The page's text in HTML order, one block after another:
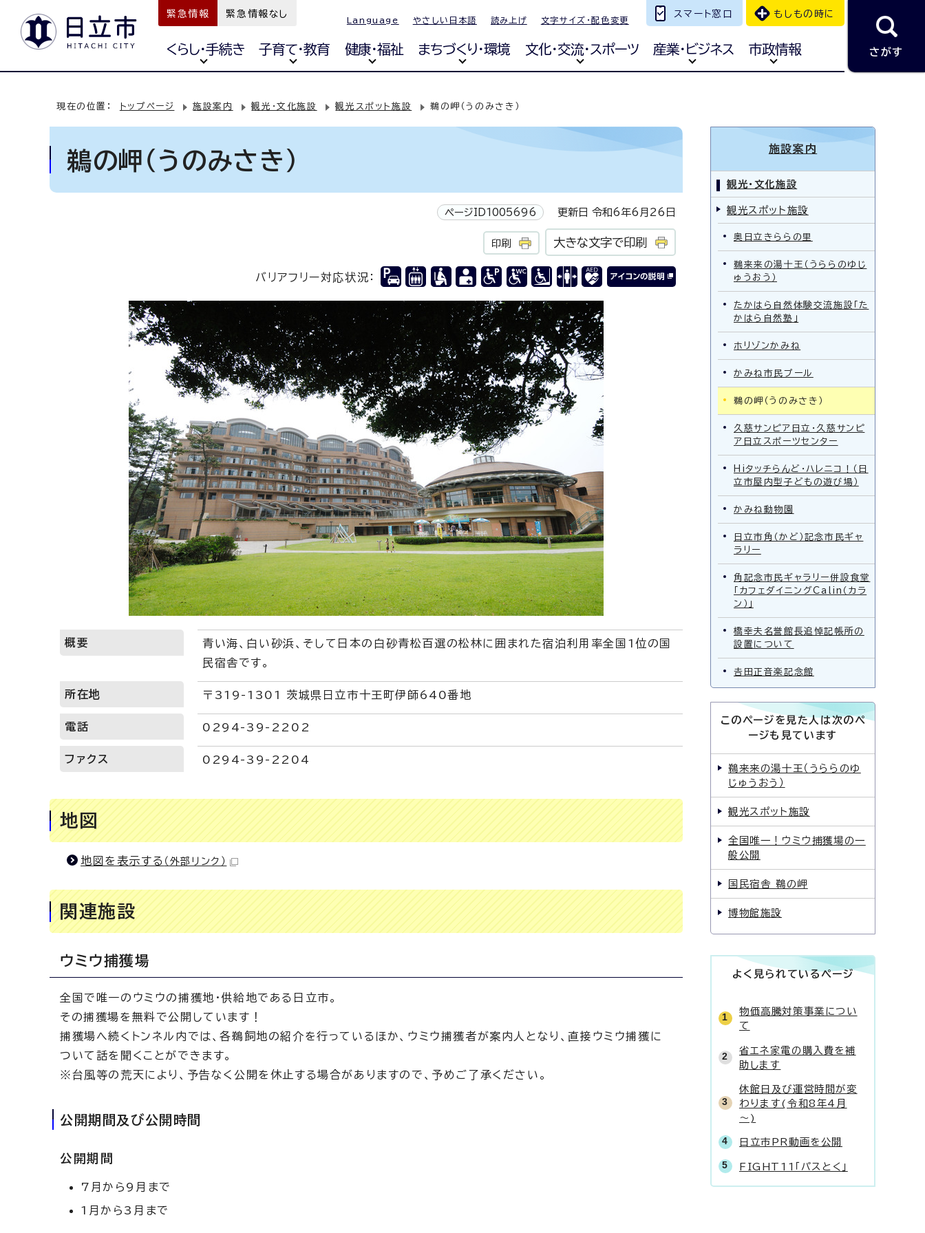
緊急情報 緊急情報なし
Language やさしい日本語 読み上げ 文字サイズ・配色変更
スマート窓口 もしもの時に
くらし・手続き 子育て・教育 健康・福祉 まちづくり・環境 文化・交流・スポーツ 産業・ビジネス 市政情報 さがす
現在の位置： トップページ 施設案内 観光・文化施設 観光スポット施設 鵜の岬（うのみさき）
鵜の岬（うのみさき）
ページID1005696 更新日 令和6年6月26日
印刷 大きな文字で印刷
バリアフリー対応状況：
概要
青い海、白い砂浜、そして日本の白砂青松百選の松林に囲まれた宿泊利用率全国1位の国
民宿舎です。
所在地 〒319-1301 茨城県日立市十王町伊師640番地
電話 0294-39-2202
ファクス 0294-39-2204
地図
地図を表示する （外部リンク）
関連施設
ウミウ捕獲場
全国で唯一のウミウの捕獲地・供給地である日立市。
その捕獲場を無料で公開しています！
捕獲場へ続くトンネル内では、各鵜飼地の紹介を行っているほか、ウミウ捕獲者が案内人となり、直接ウミウ捕獲に
ついて話を聞くことができます。
※台風等の荒天により、予告なく公開を休止する場合がありますので、予めご了承ください。
公開期間及び公開時間
公開期間
7月から9月まで
1月から3月まで
施設案内
観光・文化施設
観光スポット施設
奥日立きららの里
鵜来来の湯十王（うららのゆじ
ゅうおう）
たかはら自然体験交流施設「た
かはら自然塾」
ホリゾンかみね
かみね市民プール
鵜の岬（うのみさき）
久慈サンピア日立・久慈サンピ
ア日立スポーツセンター
Hiタッチらんど・ハレニコ！（日
立市屋内型子どもの遊び場）
かみね動物園
日立市角（かど）記念市民ギャ
ラリー
角記念市民ギャラリー併設食堂
「カフェダイニングCalin（カラ
ン）」
橋幸夫名誉館長追悼記帳所の
設置について
𠮷田正音楽記念館
このページを見た人は次のペ
ージも見ています
鵜来来の湯十王（うららのゆ
じゅうおう）
観光スポット施設
全国唯一！ウミウ捕獲場の一
般公開
国民宿舎 鵜の岬
博物館施設
よく見られているページ
物価高騰対策事業につい
て
省エネ家電の購入費を補
助します
休館日及び運営時間が変
わります(令和8年4月
～)
日立市PR動画を公開
FIGHT11「パスとく」